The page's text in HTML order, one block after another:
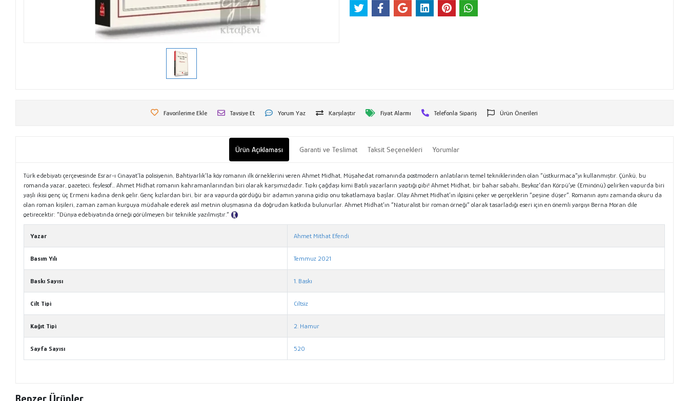
Favorilerime Ekle Tavsiye Et Yorum Yaz Karşılaştır Fiyat Alarmı Telefonla Sipariş Ürün Önerileri
Ürün Açıklaması Garanti ve Teslimat Taksit Seçenekleri Yorumlar
Türk edebiyatı çerçevesinde Esrar-ı Cinayat’la polisiyenin, Bahtiyarlık’la köy romanın ilk örneklerini veren Ahmet Midhat, Müşahedat romanında postmodern anlatıların temel tekniklerinden olan “üstkurmaca”yı kullanmıştır. Çünkü, bu
romanda yazar, gazeteci, feylesof... Ahmet Midhat romanın kahramanlarından biri olarak karşımızdadır. Tıpkı çağdaşı kimi Batılı yazarların yaptığı gibi! Ahmet Midhat, bir bahar sabahı, Beykoz’dan Körpü’ye (Eminönü) gelirken vapurda biri
yaşlı ikisi genç üç Ermeni kadına denk gelir. Genç kızlardan biri, bir ara vapurda gördüğü bir adamın yanına gidip onu tokatlamaya başlar. Olay Ahmet Midhat’ın ilgisini çeker ve gerçeklerin “peşine düşer”. Romanın aynı zamanda okuru da
olan roman kişileri, zaman zaman kurguya müdahale ederek asıl metnin oluşmasına da doğrudan katkıda bulunurlar. Ahmet Midhat’ın “Naturalist bir roman örneği” olarak tasarladığı eseri için en önemli yargıyı Berna Moran dile
getirecektir: “Dünya edebiyatında örneği görülmeyen bir teknikle yazılmıştır.”
Yazar Ahmet Mithat Efendi
Basım Yılı Temmuz 2021
Baskı Sayısı 1. Baskı
Cilt Tipi Ciltsiz
Kağıt Tipi 2. Hamur
Sayfa Sayısı 520